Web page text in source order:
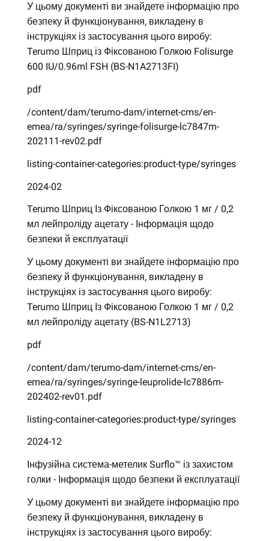
У цьому документі ви знайдете інформацію про
безпеку й функціонування, викладену в
інструкціях із застосування цього виробу:
Terumo Шприц із Фіксованою Голкою Folisurge
600 IU/0.96ml FSH (BS-N1A2713FI)
pdf
/content/dam/terumo-dam/internet-cms/en-
emea/ra/syringes/syringe-folisurge-lc7847m-
202111-rev02.pdf
listing-container-categories:product-type/syringes
2024-02
Terumo Шприц Із Фіксованою Голкою 1 мг / 0,2
мл лейпроліду ацетату - Інформація щодо
безпеки й експлуатації
У цьому документі ви знайдете інформацію про
безпеку й функціонування, викладену в
інструкціях із застосування цього виробу:
Terumo Шприц Із Фіксованою Голкою 1 мг / 0,2
мл лейпроліду ацетату (BS-N1L2713)
pdf
/content/dam/terumo-dam/internet-cms/en-
emea/ra/syringes/syringe-leuprolide-lc7886m-
202402-rev01.pdf
listing-container-categories:product-type/syringes
2024-12
Інфузійна система-метелик Surflo™ із захистом
голки - Інформація щодо безпеки й експлуатації
У цьому документі ви знайдете інформацію про
безпеку й функціонування, викладену в
інструкціях із застосування цього виробу: